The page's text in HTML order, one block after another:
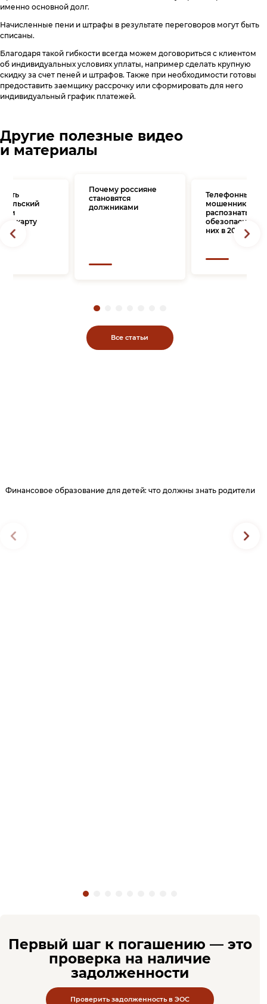
именно основной долг.
Начисленные пени и штрафы в результате переговоров могут быть
списаны.
Благодаря такой гибкости всегда можем договориться с клиентом
об индивидуальных условиях уплаты, например сделать крупную
скидку за счет пеней и штрафов. Также при необходимости готовы
предоставить заемщику рассрочку или сформировать для него
индивидуальный график платежей.
Другие полезные видео
и материалы
карту
Почему россияне
становятся
должниками
Телефонные
мошенники: как
распознать и
обезопасить
них в 2025 году
Все статьи
Финансовое образование для детей: что должны знать родители
Первый шаг к погашению — это
проверка на наличие
задолженности
Проверить задолженность в ЭОС